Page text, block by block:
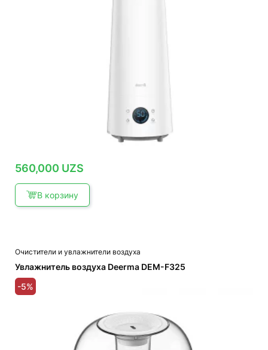
560,000 UZS
В корзину
Очистители и увлажнители воздуха
Увлажнитель воздуха Deerma DEM-F325
-5%